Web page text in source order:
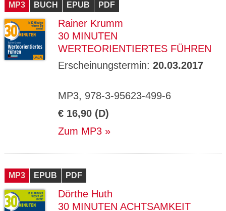
MP3 BUCH EPUB PDF
Rainer Krumm
30 MINUTEN
WERTEORIENTIERTES FÜHREN
Erscheinungstermin: 20.03.2017
MP3, 978-3-95623-499-6
€ 16,90 (D)
Zum MP3
MP3 EPUB PDF
Dörthe Huth
30 MINUTEN ACHTSAMKEIT